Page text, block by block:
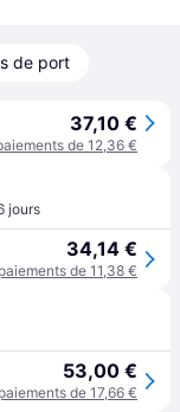
de port
37,10 €
de 12,36 €
jours
34,14 €
de 11,38 €
53,00 €
de 17,66 €